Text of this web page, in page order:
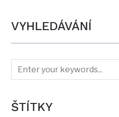
VYHLEDÁVÁNÍ
ŠTÍTKY